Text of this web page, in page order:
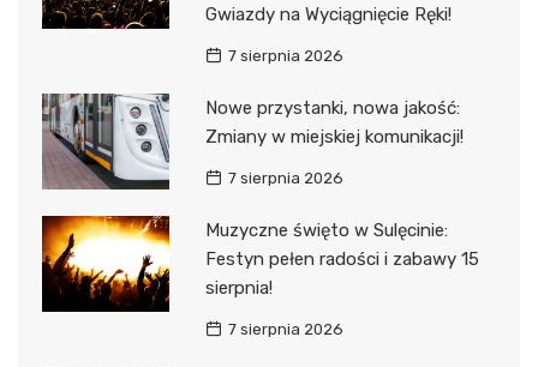
Gwiazdy na Wyciągnięcie Ręki!
7 sierpnia 2026
Nowe przystanki, nowa jakość:
Zmiany w miejskiej komunikacji!
7 sierpnia 2026
Muzyczne święto w Sulęcinie:
Festyn pełen radości i zabawy 15
sierpnia!
7 sierpnia 2026